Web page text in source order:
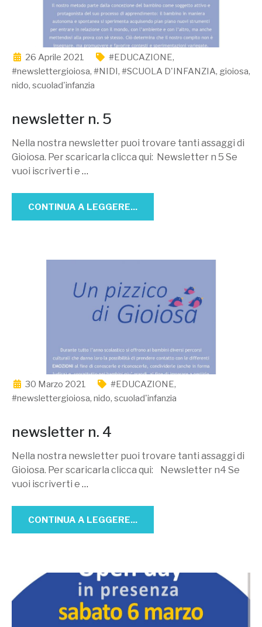
26 Aprile 2021 #EDUCAZIONE,
#newslettergioiosa, #NIDI, #SCUOLA D'INFANZIA, gioiosa,
nido, scuolad'infanzia
newsletter n. 5
Nella nostra newsletter puoi trovare tanti assaggi di
Gioiosa. Per scaricarla clicca qui: Newsletter n 5 Se
vuoi iscriverti e …
CONTINUA A LEGGERE...
30 Marzo 2021 #EDUCAZIONE,
#newslettergioiosa, nido, scuolad'infanzia
newsletter n. 4
Nella nostra newsletter puoi trovare tanti assaggi di
Gioiosa. Per scaricarla clicca qui: Newsletter n4 Se
vuoi iscriverti e …
CONTINUA A LEGGERE...